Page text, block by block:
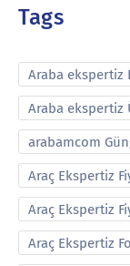
Tags
Araba ekspertiz
Araba ekspertiz
arabamcom
Araç Ekspertiz
Araç Ekspertiz
Araç Ekspertiz